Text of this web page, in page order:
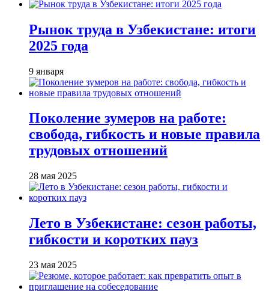
Рынок труда в Узбекистане: итоги
2025 года
9 января
Поколение зумеров на работе:
свобода, гибкость и новые правила
трудовых отношений
28 мая 2025
Лето в Узбекистане: сезон работы,
гибкости и коротких пауз
23 мая 2025